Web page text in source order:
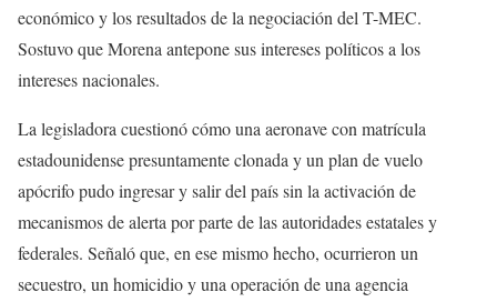
económico y los resultados de la negociación del T-MEC.
Sostuvo que Morena antepone sus intereses políticos a los
intereses nacionales.
La legisladora cuestionó cómo una aeronave con matrícula
estadounidense presuntamente clonada y un plan de vuelo
apócrifo pudo ingresar y salir del país sin la activación de
mecanismos de alerta por parte de las autoridades estatales y
federales. Señaló que, en ese mismo hecho, ocurrieron un
secuestro, un homicidio y una operación de una agencia